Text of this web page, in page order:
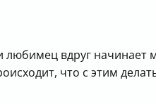
любимец вдруг начинает
что с этим